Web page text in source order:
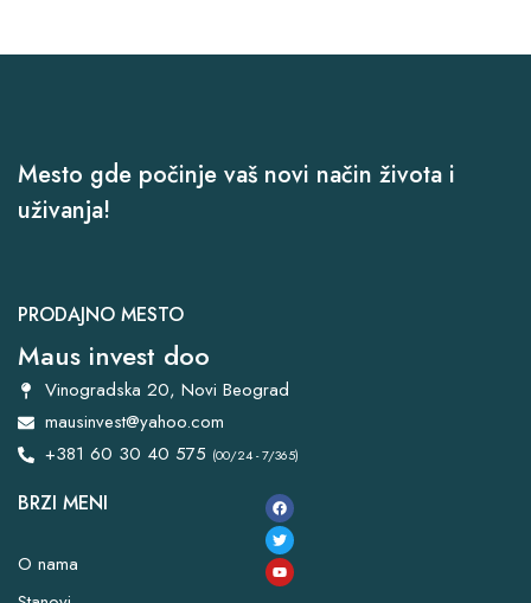
Mesto gde počinje vaš novi način života i
uživanja!
PRODAJNO MESTO
Maus invest doo
Vinogradska 20, Novi Beograd
mausinvest@yahoo.com
+381 60 30 40 575 (00/24 - 7/365)
BRZI MENI
O nama